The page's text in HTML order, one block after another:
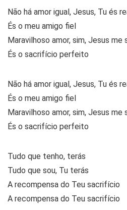
Não há amor igual, Jesus, Tu és
És o meu amigo fiel
Maravilhoso amor, sim, Jesus me
És o sacrifício perfeito
Não há amor igual, Jesus, Tu és
És o meu amigo fiel
Maravilhoso amor, sim, Jesus me
És o sacrifício perfeito
Tudo que tenho, terás
Tudo que sou, Tu terás
A recompensa do Teu sacrifício
A recompensa do Teu sacrifício